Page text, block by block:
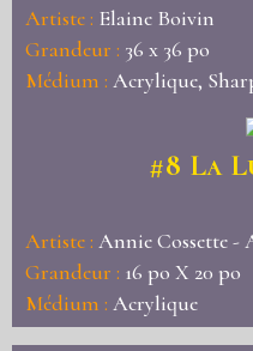
Artiste : Elaine Boivin
Grandeur : 36 x 36 po
Médium : Acrylique,
#8 La
Artiste : Annie Cossette -
Grandeur : 16 po X 20 po
Médium : Acrylique